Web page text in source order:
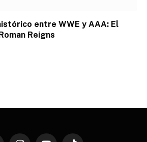
entre WWE y AAA: El
Reigns